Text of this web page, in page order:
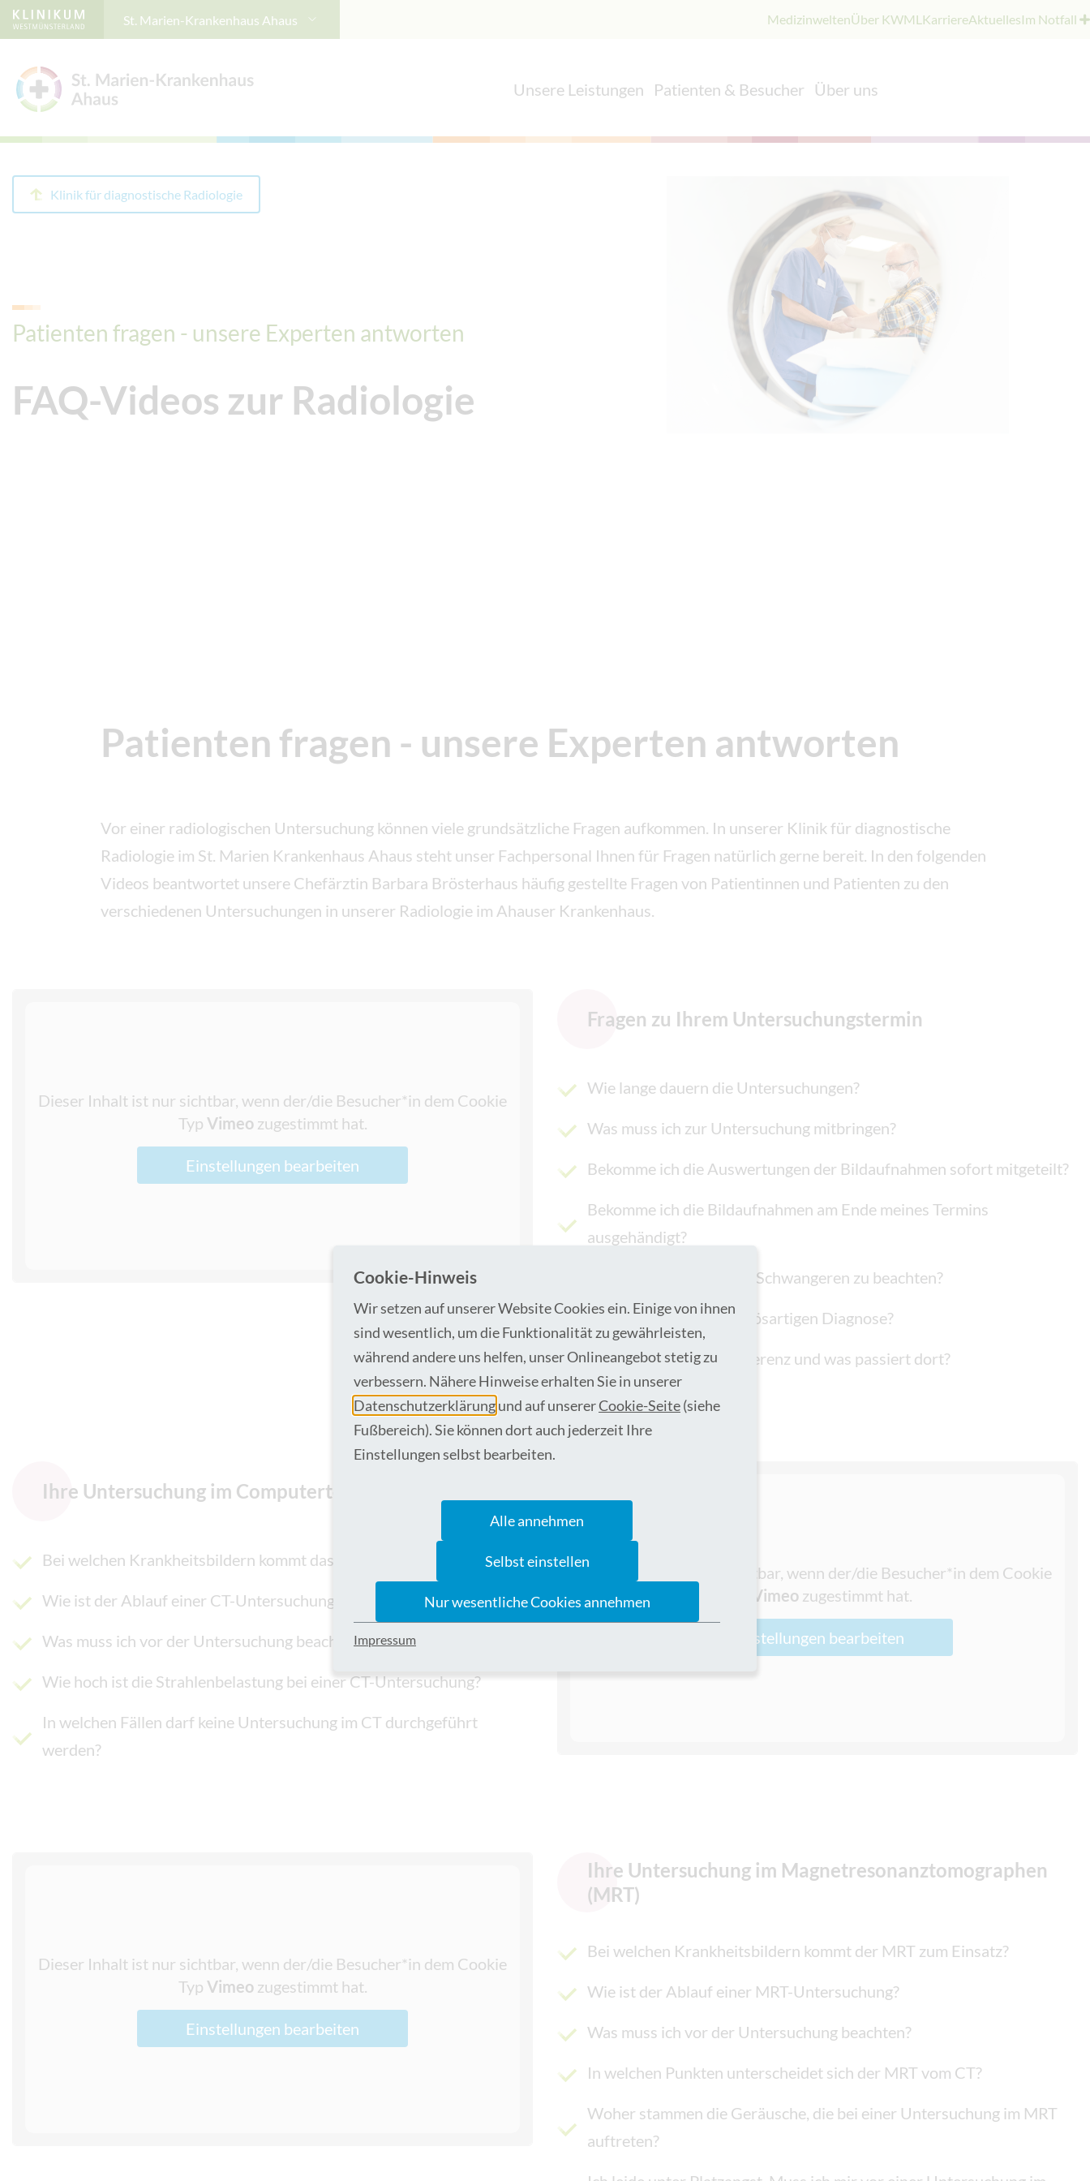
St. Marien-Krankenhaus Ahaus MedizinweltenÜber KWML KarriereAktuellesIm Notfall
Unsere Leistungen Patienten & Besucher Über uns
Klinik für diagnostische Radiologie
Patienten fragen - unsere Experten antworten
FAQ-Videos zur Radiologie
Patienten fragen - unsere Experten antworten
Vor einer radiologischen Untersuchung können viele grundsätzliche Fragen aufkommen. In unserer Klinik für diagnostische
Radiologie im St. Marien Krankenhaus Ahaus steht unser Fachpersonal Ihnen für Fragen natürlich gerne bereit. In den folgenden
Videos beantwortet unsere Chefärztin Barbara Brösterhaus häufig gestellte Fragen von Patientinnen und Patienten zu den
verschiedenen Untersuchungen in unserer Radiologie im Ahauser Krankenhaus.
Dieser Inhalt ist nur sichtbar, wenn der/die Besucher*in dem Cookie
Typ Vimeozugestimmt hat.
Einstellungen bearbeiten
Fragen zu Ihrem Untersuchungstermin
Wie lange dauern die Untersuchungen?
Was muss ich zur Untersuchung mitbringen?
Bekomme ich die Auswertungen der Bildaufnahmen sofort mitgeteilt?
Bekomme ich die Bildaufnahmen am Ende meines Termins
ausgehändigt?
Was ist bei Kindern und Schwangeren zu beachten?
Was passiert bei einer bösartigen Diagnose?
Was ist die Tumor-Konferenz und was passiert dort?
Ihre Untersuchung im Computertomographen (CT)
Bei welchen Krankheitsbildern kommt das CT zum Einsatz?
Wie ist der Ablauf einer CT-Untersuchung?
Was muss ich vor der Untersuchung beachten?
Wie hoch ist die Strahlenbelastung bei einer CT-Untersuchung?
In welchen Fällen darf keine Untersuchung im CT durchgeführt
werden?
Dieser Inhalt ist nur sichtbar, wenn der/die Besucher*in dem Cookie
Vimeozugestimmt hat.
Einstellungen bearbeiten
Dieser Inhalt ist nur sichtbar, wenn der/die Besucher*in dem Cookie
Typ Vimeozugestimmt hat.
Einstellungen bearbeiten
Ihre Untersuchung im Magnetresonanztomographen
(MRT)
Bei welchen Krankheitsbildern kommt der MRT zum Einsatz?
Wie ist der Ablauf einer MRT-Untersuchung?
Was muss ich vor der Untersuchung beachten?
In welchen Punkten unterscheidet sich der MRT vom CT?
Woher stammen die Geräusche, die bei einer Untersuchung im MRT
auftreten?
Cookie-Hinweis
Wir setzen auf unserer Website Cookies ein. Einige von ihnen
sind wesentlich, um die Funktionalität zu gewährleisten,
während andere uns helfen, unser Onlineangebot stetig zu
verbessern. Nähere Hinweise erhalten Sie in unserer
Datenschutzerklärungund auf unsererCookie-Seite(siehe
Fußbereich). Sie können dort auch jederzeit Ihre
Einstellungen selbst bearbeiten.
Alle annehmen
Selbst einstellen
Nur wesentliche Cookies annehmen
Impressum